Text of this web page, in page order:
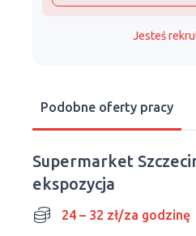
Jesteś
Podobne oferty pracy
Supermarket
ekspozycja
24 – 32 zł/za godzinę